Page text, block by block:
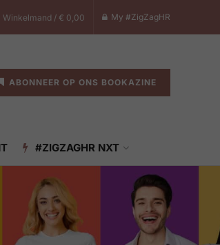
Winkelmand / € 0,00 My #ZigZagHR
ABONNEER OP ONS BOOKAZINE
#ZIGZAGHR NXT